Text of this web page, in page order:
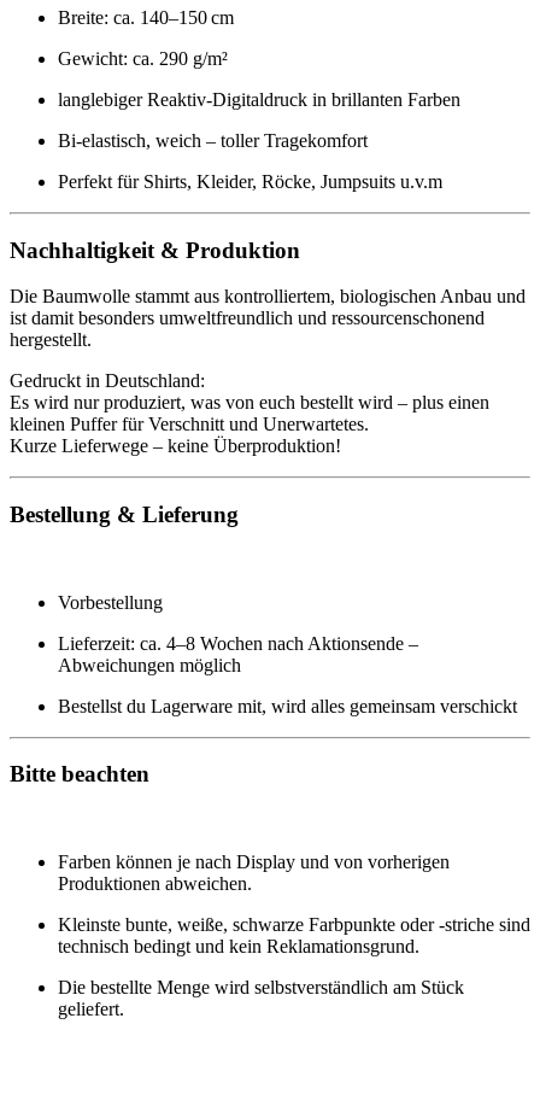
Breite: ca. 140–150 cm
Gewicht: ca. 290 g/m²
langlebiger Reaktiv-Digitaldruck in brillanten Farben
Bi-elastisch, weich – toller Tragekomfort
Perfekt für Shirts, Kleider, Röcke, Jumpsuits u.v.m
Nachhaltigkeit & Produktion
Die Baumwolle stammt aus kontrolliertem, biologischen Anbau und
ist damit besonders umweltfreundlich und ressourcenschonend
hergestellt.
Gedruckt in Deutschland:
Es wird nur produziert, was von euch bestellt wird – plus einen
kleinen Puffer für Verschnitt und Unerwartetes.
Kurze Lieferwege – keine Überproduktion!
Bestellung & Lieferung
Vorbestellung
Lieferzeit: ca. 4–8 Wochen nach Aktionsende –
Abweichungen möglich
Bestellst du Lagerware mit, wird alles gemeinsam verschickt
Bitte beachten
Farben können je nach Display und von vorherigen
Produktionen abweichen.
Kleinste bunte, weiße, schwarze Farbpunkte oder -striche sind
technisch bedingt und kein Reklamationsgrund.
Die bestellte Menge wird selbstverständlich am Stück
geliefert.